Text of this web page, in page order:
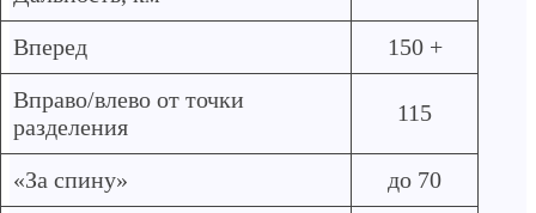
Вперед
150 +
Вправо/влево от точки
разделения
115
«За спину» до 70